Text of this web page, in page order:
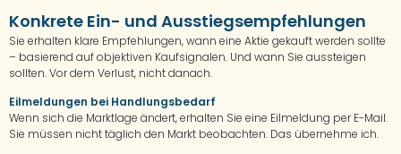
Konkrete Ein- und Ausstiegsempfehlungen
Sie erhalten klare Empfehlungen, wann eine Aktie gekauft werden sollte
– basierend auf objektiven Kaufsignalen. Und wann Sie aussteigen
sollten. Vor dem Verlust, nicht danach.
Eilmeldungen bei Handlungsbedarf
Wenn sich die Marktlage ändert, erhalten Sie eine Eilmeldung per E-Mail.
Sie müssen nicht täglich den Markt beobachten. Das übernehme ich.